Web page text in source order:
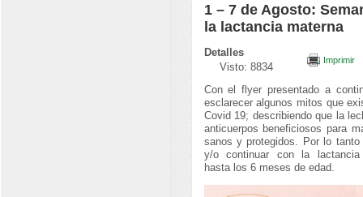
1 – 7 de Agosto:
la lactancia materna
Imprimir
Detalles
Visto: 8834
Con el flyer presentado a
esclarecer algunos mitos que
Covid 19; describiendo que la
anticuerpos beneficiosos para
sanos y protegidos . Por lo
y/o continuar con la lactancia
hasta los 6 meses de edad.